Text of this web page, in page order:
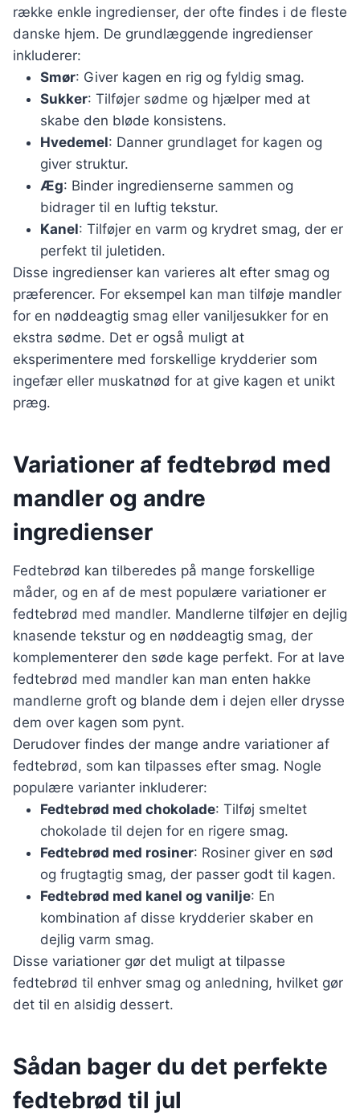
række enkle ingredienser, der ofte findes i de fleste
danske hjem. De grundlæggende ingredienser
inkluderer:
Smør: Giver kagen en rig og fyldig smag.
Sukker: Tilføjer sødme og hjælper med at
skabe den bløde konsistens.
Hvedemel: Danner grundlaget for kagen og
giver struktur.
Æg: Binder ingredienserne sammen og
bidrager til en luftig tekstur.
Kanel: Tilføjer en varm og krydret smag, der er
perfekt til juletiden.
Disse ingredienser kan varieres alt efter smag og
præferencer. For eksempel kan man tilføje mandler
for en nøddeagtig smag eller vaniljesukker for en
ekstra sødme. Det er også muligt at
eksperimentere med forskellige krydderier som
ingefær eller muskatnød for at give kagen et unikt
præg.
Variationer af fedtebrød med
mandler og andre
ingredienser
Fedtebrød kan tilberedes på mange forskellige
måder, og en af de mest populære variationer er
fedtebrød med mandler. Mandlerne tilføjer en dejlig
knasende tekstur og en nøddeagtig smag, der
komplementerer den søde kage perfekt. For at lave
fedtebrød med mandler kan man enten hakke
mandlerne groft og blande dem i dejen eller drysse
dem over kagen som pynt.
Derudover findes der mange andre variationer af
fedtebrød, som kan tilpasses efter smag. Nogle
populære varianter inkluderer:
Fedtebrød med chokolade: Tilføj smeltet
chokolade til dejen for en rigere smag.
Fedtebrød med rosiner: Rosiner giver en sød
og frugtagtig smag, der passer godt til kagen.
Fedtebrød med kanel og vanilje: En
kombination af disse krydderier skaber en
dejlig varm smag.
Disse variationer gør det muligt at tilpasse
fedtebrød til enhver smag og anledning, hvilket gør
det til en alsidig dessert.
Sådan bager du det perfekte
fedtebrød til jul